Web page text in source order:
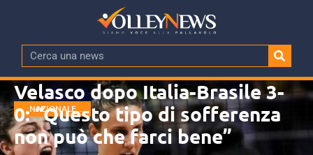
NAZIONALE
FEMMINILE
Velasco dopo Italia-Brasile 3-
0: “Questo tipo di sofferenza
non può che farci bene”